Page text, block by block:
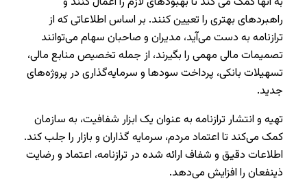
راهبردهای بهتری را تعیین کنند. بر اساس اطلاعاتی که از
ترازنامه به دست می‌آید، مدیران و صاحبان سهام می‌توانند
تصمیمات مالی مهمی را بگیرند، از جمله تخصیص منابع مالی،
تسهیلات بانکی، پرداخت سودها و سرمایه‌گذاری در پروژه‌های
جدید.
تهیه و انتشار ترازنامه به عنوان یک ابزار شفافیت، به سازمان
کمک می‌کند تا اعتماد مردم، سرمایه‌ گذاران و بازار را جلب کند.
اطلاعات دقیق و شفاف ارائه شده در ترازنامه، اعتماد و رضایت
ذینفعان را افزایش می‌دهد.